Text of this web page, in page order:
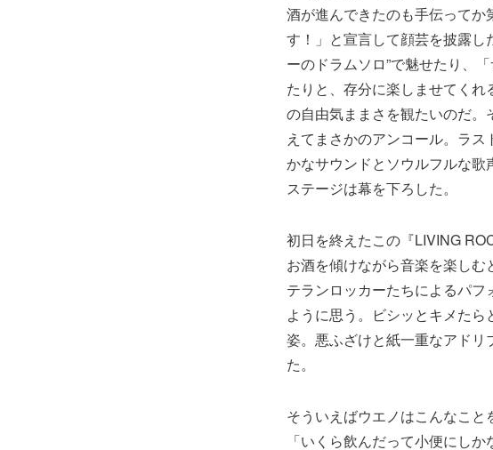
酒が進んできたのも手伝って
す！」と宣言して顔芸を披露し
ーのドラムソロ”で魅せたり、
たりと、存分に楽しませてく
の自由気ままさを観たいのだ
えてまさかのアンコール。ラ
かなサウンドとソウルフルな
ステージは幕を下ろした。
初日を終えたこの『LIVING
お酒を傾けながら音楽を楽し
テランロッカーたちによるパ
ように思う。ビシッとキメた
姿。悪ふざけと紙一重なアド
た。
そういえばウエノはこんなこと
「いくら飲んだって小便にし